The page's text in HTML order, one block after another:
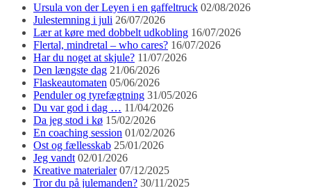
Ursula von der Leyen i en gaffeltruck 02/08/2026
Julestemning i juli 26/07/2026
Lær at køre med dobbelt udkobling 16/07/2026
Flertal, mindretal – who cares? 16/07/2026
Har du noget at skjule? 11/07/2026
Den længste dag 21/06/2026
Flaskeautomaten 05/06/2026
Penduler og tyrefægtning 31/05/2026
Du var god i dag … 11/04/2026
Da jeg stod i kø 15/02/2026
En coaching session 01/02/2026
Ost og fællesskab 25/01/2026
Jeg vandt 02/01/2026
Kreative materialer 07/12/2025
Tror du på julemanden? 30/11/2025